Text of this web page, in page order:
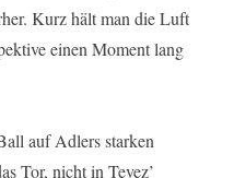
Kurz hält man die Luft
einen Moment lang
auf Adlers starken
Tor, nicht in Tevez’